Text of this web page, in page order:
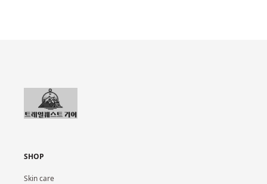
SHOP
Skin care